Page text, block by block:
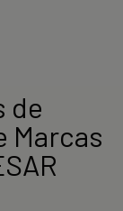
de
Marcas